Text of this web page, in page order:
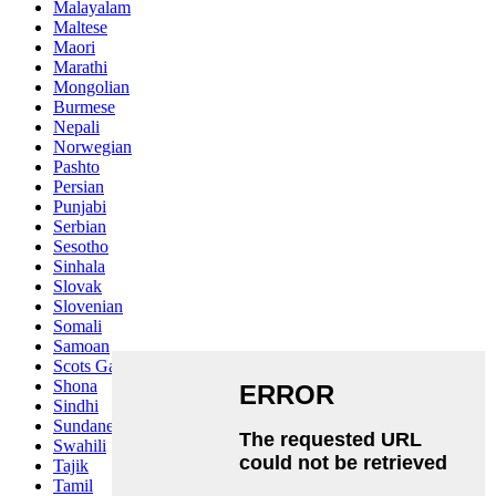
Malayalam
Maltese
Maori
Marathi
Mongolian
Burmese
Nepali
Norwegian
Pashto
Persian
Punjabi
Serbian
Sesotho
Sinhala
Slovak
Slovenian
Somali
Samoan
Scots Gaelic
Shona
Sindhi
Sundanese
Swahili
Tajik
Tamil